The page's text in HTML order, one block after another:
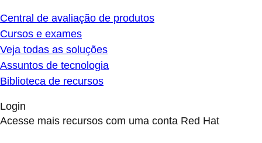
Central de avaliação de produtos
Cursos e exames
Veja todas as soluções
Assuntos de tecnologia
Biblioteca de recursos
Login
Acesse mais recursos com uma conta Red Hat